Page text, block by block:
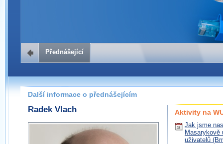
Přednášející
Další informace o přednášejícím
Radek Vlach Aktivity na
Jak jsme
Masarykově
uživatelů